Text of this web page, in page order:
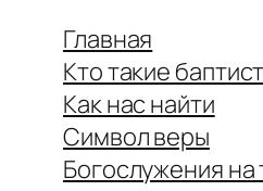
Главная
Кто такие
Как нас найти
Символ веры
Богослужения